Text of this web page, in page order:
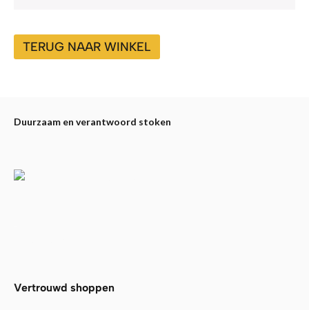
TERUG NAAR WINKEL
Duurzaam en verantwoord stoken
Vertrouwd shoppen